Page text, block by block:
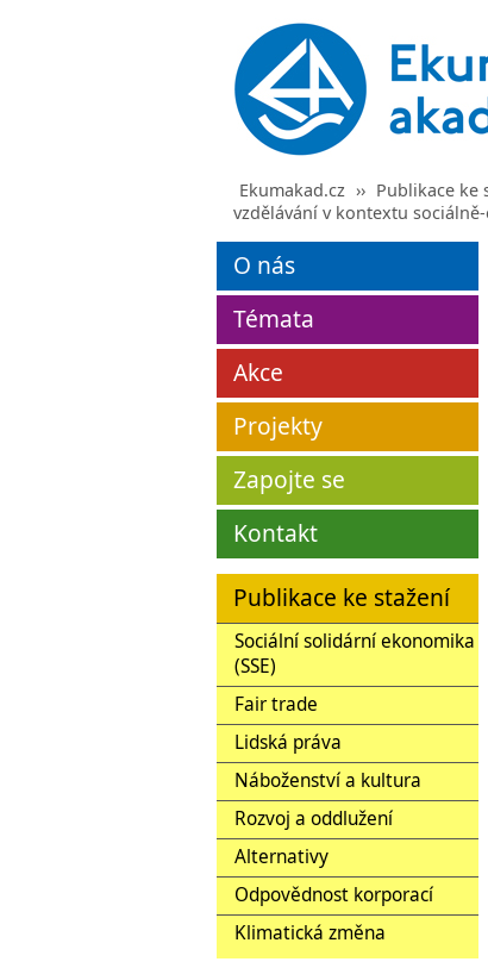
Ekumakad.cz ›› Publikace ke
vzdělávání v kontextu
O nás
Témata
Akce
Projekty
Zapojte se
Kontakt
Publikace ke stažení
Sociální solidární ekonomika
(SSE)
Fair trade
Lidská práva
Náboženství a kultura
Rozvoj a oddlužení
Alternativy
Odpovědnost korporací
Klimatická změna